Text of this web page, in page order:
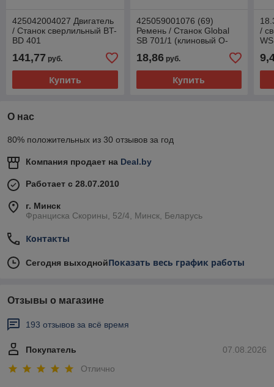
425042004027 Двигатель
/ Станок сверлильный BT-
BD 401
141,77 руб.
Купить
425059001076 (69)
Ремень / Станок Global
SB 701/1 (клиновый O-
18,86руб.
Купить
/
О нас
80% положительных из 30 отзывов за год
Компания продает на Deal.by
Работает с 28.07.2010
г. Минск
Франциска Скорины, 52/4, Минск, Беларусь
Контакты
Сегодня выходнойПоказать весь график работы
Отзывы о магазине
193 отзывов за всё время
07.08.2026
Покупатель
Отлично